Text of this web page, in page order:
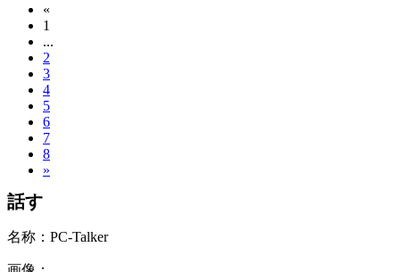
«
1
...
2
3
4
5
6
7
8
»
話す
名称： PC-Talker